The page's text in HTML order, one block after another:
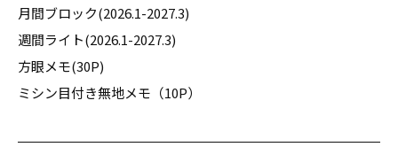
月間ブロック(2026.1-2027.3)
週間ライト(2026.1-2027.3)
方眼メモ(30P)
ミシン目付き無地メモ（10P）